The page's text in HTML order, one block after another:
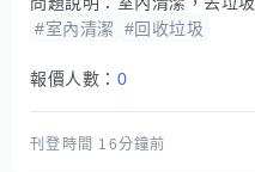
#室內清潔
#回收垃圾
報價人數： 0
刊登時間 16分鐘前